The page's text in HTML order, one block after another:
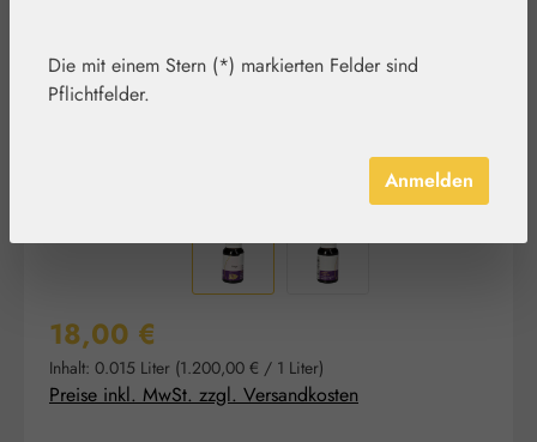
Regulärer Preis:
18,00 €
Inhalt: 0.015 Liter (1.200,00 € / 1 Liter)
Preise inkl. MwSt. zzgl. Versandkosten
Die mit einem Stern (*) markierten Felder sind
Pflichtfelder.
Anmelden